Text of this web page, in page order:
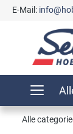
Ga
E-Mail:
Alle